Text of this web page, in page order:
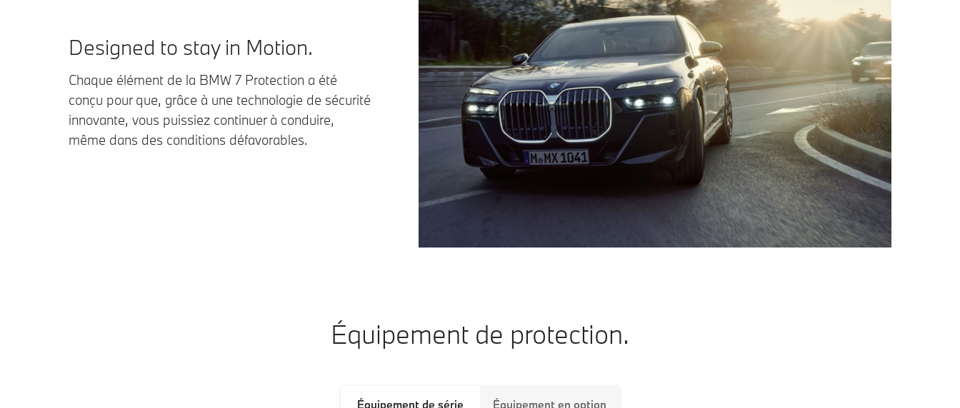
Designed to stay in Motion.
Chaque élément de la BMW 7 Protection a été
conçu pour que, grâce à une technologie de sécurité
innovante, vous puissiez continuer à conduire,
même dans des conditions défavorables.
Équipement de protection.
Équipement de série Équipement en option